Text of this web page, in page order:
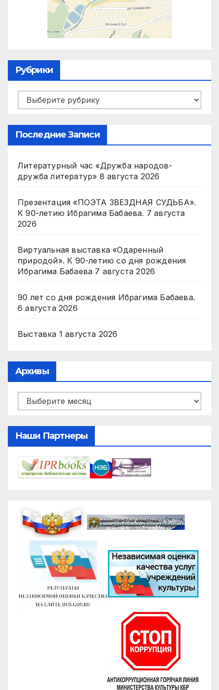
Рубрики
Рубрики
Последние Записи
Литературный час «Дружба народов-
дружба литератур» 8 августа 2026
Презентация «ПОЭТА ЗВЕЗДНАЯ СУДЬБА».
К 90-летию Ибрагима Бабаева. 7 августа
2026
Виртуальная выставка «Одаренный
природой». К 90-летию со дня рождения
Ибрагима Бабаева 7 августа 2026
90 лет со дня рождения Ибрагима Бабаева.
6 августа 2026
Выставка 1 августа 2026
Архивы
Архивы
Наши Партнеры